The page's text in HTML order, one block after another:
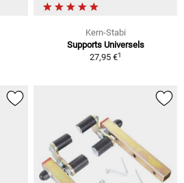
Kern-Stabi
Supports Universels
27,95 €1